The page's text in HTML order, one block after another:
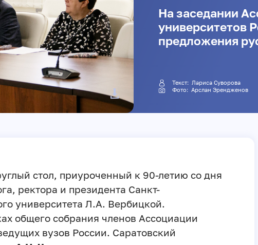
На заседании
университетов
предложения
Текст: Лариса Суворова
Фото: Арслан Эрендженов
стол, приуроченный к 90-летию со дня
ректора и президента Санкт-
университета Л.А. Вербицкой.
общего собрания членов Ассоциации
вузов России. Саратовский